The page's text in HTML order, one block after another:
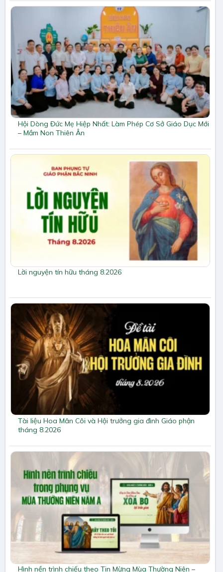
Hội Dòng Đức Mẹ Hiệp Nhất: Làm Phép Cơ Sở Giáo Dục Mới
– Mầm Non Thiên Ân
Lời nguyện tín hữu tháng 8.2026
Tài liệu Hoa Mân Côi và Hội trưởng gia đình Giáo phận
tháng 8.2026
Hình nền trình chiếu theo Tin Mừng Mùa Thường Niên –